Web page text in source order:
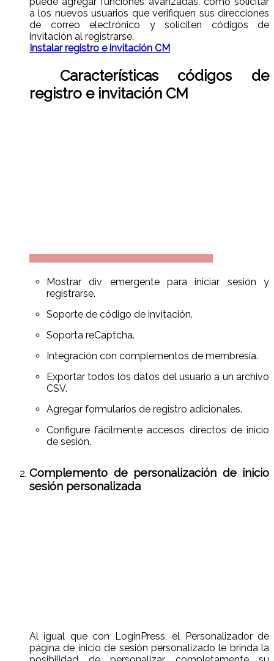
a los nuevos usuarios que verifiquen sus direcciones
de correo electrónico y soliciten códigos de
invitación al registrarse.
Instalar registro e invitación CM
Características códigos de
registro e invitación CM
Mostrar div emergente para iniciar sesión y
registrarse.
Soporte de código de invitación.
Soporta reCaptcha.
Integración con complementos de membresía.
Exportar todos los datos del usuario a un archivo
CSV.
Agregar formularios de registro adicionales.
Configure fácilmente accesos directos de inicio
de sesión.
Complemento de personalización de inicio
sesión personalizada
Al igual que con LoginPress, el Personalizador de
página de inicio de sesión personalizado le brinda la